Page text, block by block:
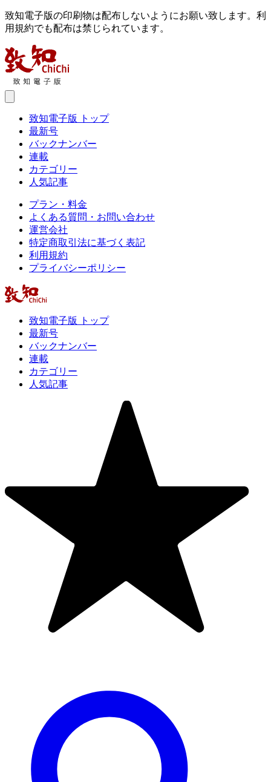
致知電子版の印刷物は配布しないようにお願い致します。利
用規約でも配布は禁じられています。
致知電子版 トップ
最新号
バックナンバー
連載
カテゴリー
人気記事
プラン・料金
よくある質問・お問い合わせ
運営会社
特定商取引法に基づく表記
利用規約
プライバシーポリシー
致知電子版 トップ
最新号
バックナンバー
連載
カテゴリー
人気記事